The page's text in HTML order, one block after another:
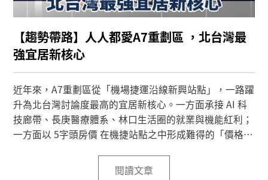
【趨勢帶路】人人都愛A7重劃區 ，北台灣最
強宜居新核心
近年來，A7重劃區從「機場捷運沿線新興站點」，一路躍
升為北台灣討論度最高的宜居新核心。一方面承接 AI 科
技廊帶、長庚醫療體系、林口生活圈的就業與機能紅利；
一方面以 5字頭房價 在機捷站點之中形成難得的「價格凹
閱讀文章